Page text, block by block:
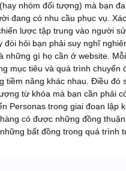
nhóm đối tượng) mà bạn
đang có nhu cầu phục vụ.
lược tập trung vào người
hỏi bạn phải suy nghĩ
những gì họ cần ở website.
mục tiêu và quá trình chuyển
tiềm năng khác nhau. Điều đó
từ khóa mà bạn cần phải
Personas trong giai đoạn lập
có được những đồng
bất đồng trong quá trình